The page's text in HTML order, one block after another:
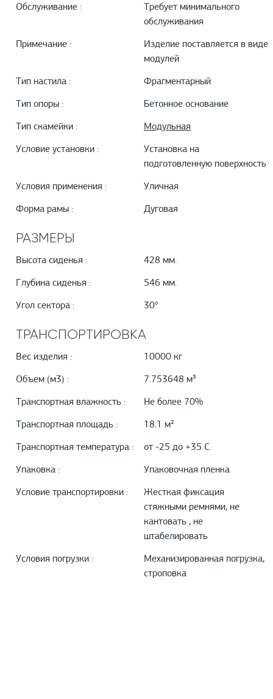
Обслуживание :
Требует минимального
обслуживания
Примечание :
Изделие поставляется в виде
модулей
Тип настила : Фрагментарный
Тип опоры : Бетонное основание
Тип скамейки : Модульная
Условие установки :
Установка на
подготовленную поверхность
Условия применения : Уличная
Форма рамы : Дуговая
РАЗМЕРЫ
Высота сиденья : 428 мм.
Глубина сиденья : 546 мм.
Угол сектора : 30°
ТРАНСПОРТИРОВКА
Вес изделия : 10000 кг
Объем (м3) : 7.753648 м³
Транспортная влажность : Не более 70%
Транспортная площадь : 18.1 м²
Транспортная температура : от -25 до +35 С
Упаковка : Упаковочная пленка
Условие транспортировки :
Жесткая фиксация
стяжными ремнями, не
кантовать , не
штабелировать
Условия погрузки :
Механизированная погрузка,
строповка